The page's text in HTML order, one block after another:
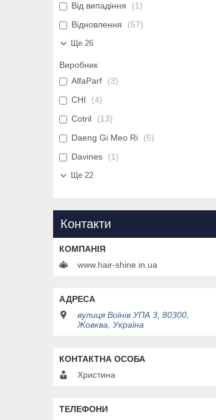
Від випадіння
1
Відновлення
57
Ще 26
Виробник
AlfaParf
3
CHI
4
Cotril
13
Daeng Gi Meo Ri
5
Davines
1
Ще 22
Контакти
www.hair-shine.in.ua
вулиця Воїнів УПА 3, 80300,
Жовква, Україна
Христина